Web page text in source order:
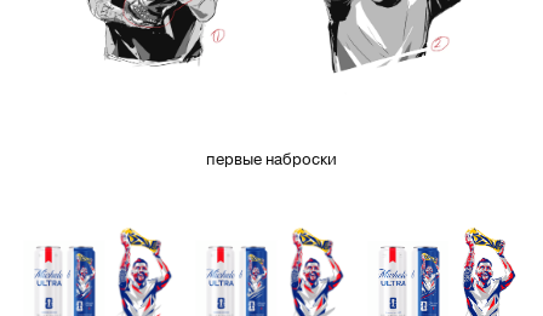
первые наброски